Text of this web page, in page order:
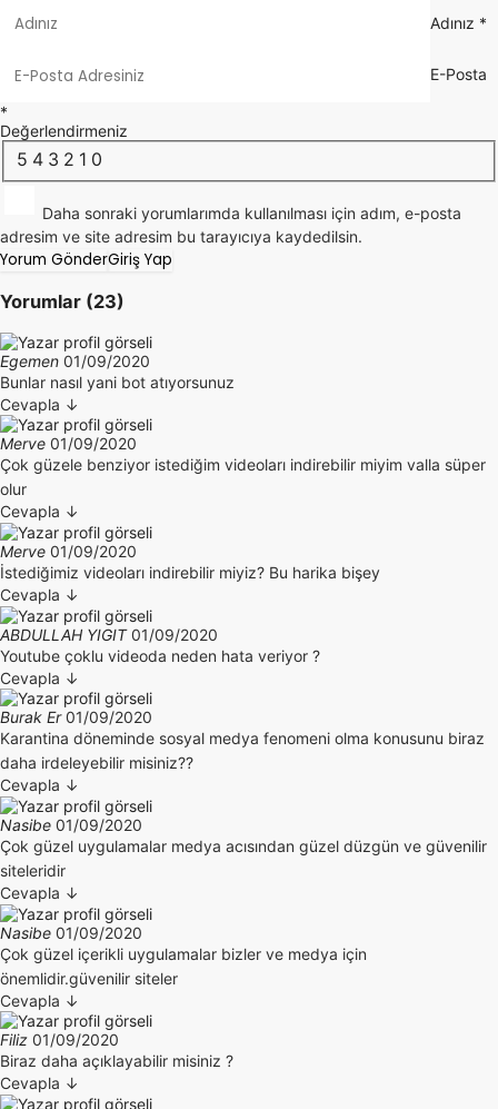
Adınız *
E-Posta
*
Değerlendirmeniz
5 4 3 2 1 0
Daha sonraki yorumlarımda kullanılması için adım, e-posta
adresim ve site adresim bu tarayıcıya kaydedilsin.
Yorum GönderGiriş Yap
Yorumlar (23)
Egemen 01/09/2020
Bunlar nasıl yani bot atıyorsunuz
Cevapla ↓
Merve 01/09/2020
Çok güzele benziyor istediğim videoları indirebilir miyim valla süper
olur
Cevapla ↓
Merve 01/09/2020
İstediğimiz videoları indirebilir miyiz? Bu harika bişey
Cevapla ↓
ABDULLAH YIGIT 01/09/2020
Youtube çoklu videoda neden hata veriyor ?
Cevapla ↓
Burak Er 01/09/2020
Karantina döneminde sosyal medya fenomeni olma konusunu biraz
daha irdeleyebilir misiniz??
Cevapla ↓
Nasibe 01/09/2020
Çok güzel uygulamalar medya acısından güzel düzgün ve güvenilir
siteleridir
Cevapla ↓
Nasibe 01/09/2020
Çok güzel içerikli uygulamalar bizler ve medya için
önemlidir.güvenilir siteler
Cevapla ↓
Filiz 01/09/2020
Biraz daha açıklayabilir misiniz ?
Cevapla ↓